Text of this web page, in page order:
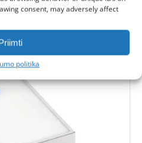
consent, may adversely affect
politika